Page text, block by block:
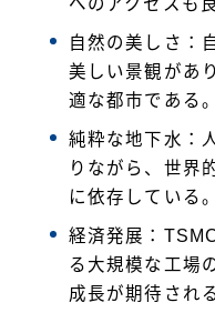
自然の美しさ：
美しい景観があ
適な都市である。
純粋な地下水：
りながら、世界
に依存している。
経済発展：
る大規模な工場
成長が期待され